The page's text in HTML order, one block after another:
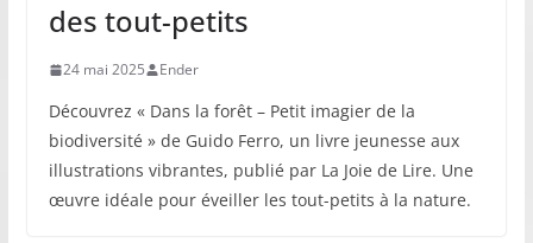
des tout-petits
24 mai 2025 Ender
Découvrez « Dans la forêt – Petit imagier de la
biodiversité » de Guido Ferro, un livre jeunesse aux
illustrations vibrantes, publié par La Joie de Lire. Une
œuvre idéale pour éveiller les tout-petits à la nature.